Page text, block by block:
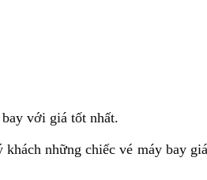
với giá tốt nhất.
những chiếc vé máy bay giá